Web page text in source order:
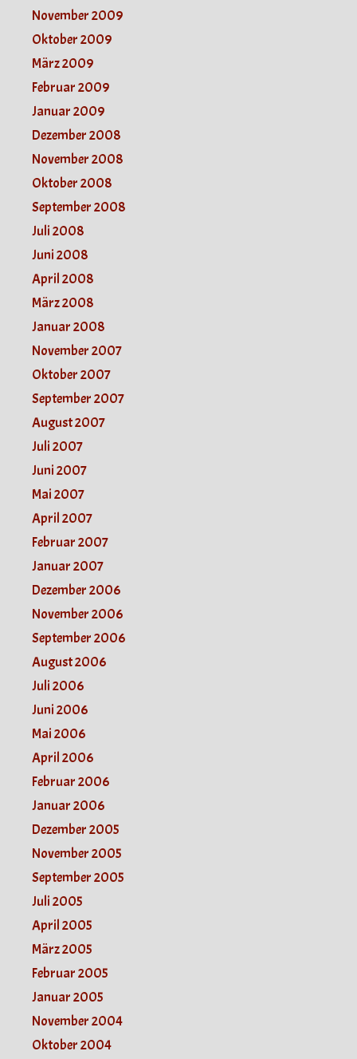
November 2009
Oktober 2009
März 2009
Februar 2009
Januar 2009
Dezember 2008
November 2008
Oktober 2008
September 2008
Juli 2008
Juni 2008
April 2008
März 2008
Januar 2008
November 2007
Oktober 2007
September 2007
August 2007
Juli 2007
Juni 2007
Mai 2007
April 2007
Februar 2007
Januar 2007
Dezember 2006
November 2006
September 2006
August 2006
Juli 2006
Juni 2006
Mai 2006
April 2006
Februar 2006
Januar 2006
Dezember 2005
November 2005
September 2005
Juli 2005
April 2005
März 2005
Februar 2005
Januar 2005
November 2004
Oktober 2004